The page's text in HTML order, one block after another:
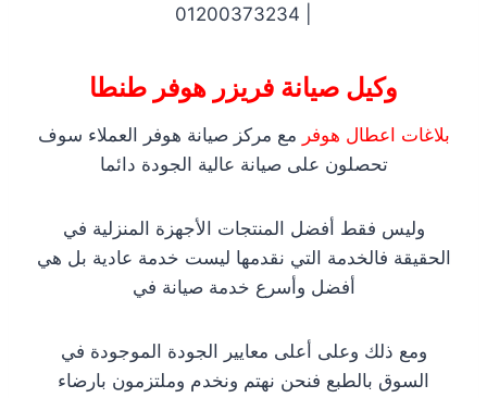
وكيل صيانة فريزر هوفر طنطا
بلاغات اعطال هوفر مع مركز صيانة هوفر العملاء سوف
تحصلون على صيانة عالية الجودة دائما
وليس فقط أفضل المنتجات الأجهزة المنزلية في
الحقيقة فالخدمة التي نقدمها ليست خدمة عادية بل هي
أفضل وأسرع خدمة صيانة في
ومع ذلك وعلى أعلى معايير الجودة الموجودة في
السوق بالطبع فنحن نهتم ونخدم وملتزمون بارضاء